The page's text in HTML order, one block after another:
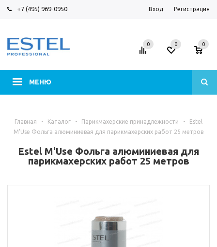
+7 (495) 969-0950 Вход Регистрация
МЕНЮ
0 0 0
Главная - Каталог - Парикмахерские принадлежности -
Estel
M'Use Фольга алюминиевая для парикмахерских работ 25 метров
Estel M'Use Фольга алюминиевая для
парикмахерских работ 25 метров